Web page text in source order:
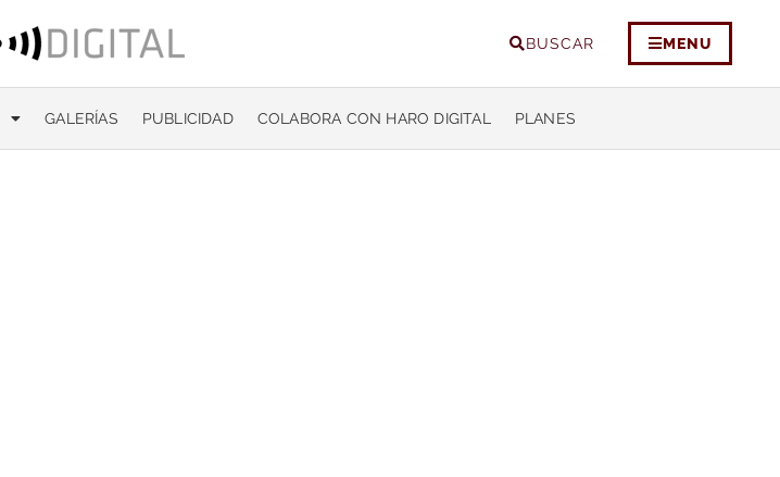
BUSCAR MENU
GALERÍAS PUBLICIDAD COLABORA CON HARO DIGITAL PLANES